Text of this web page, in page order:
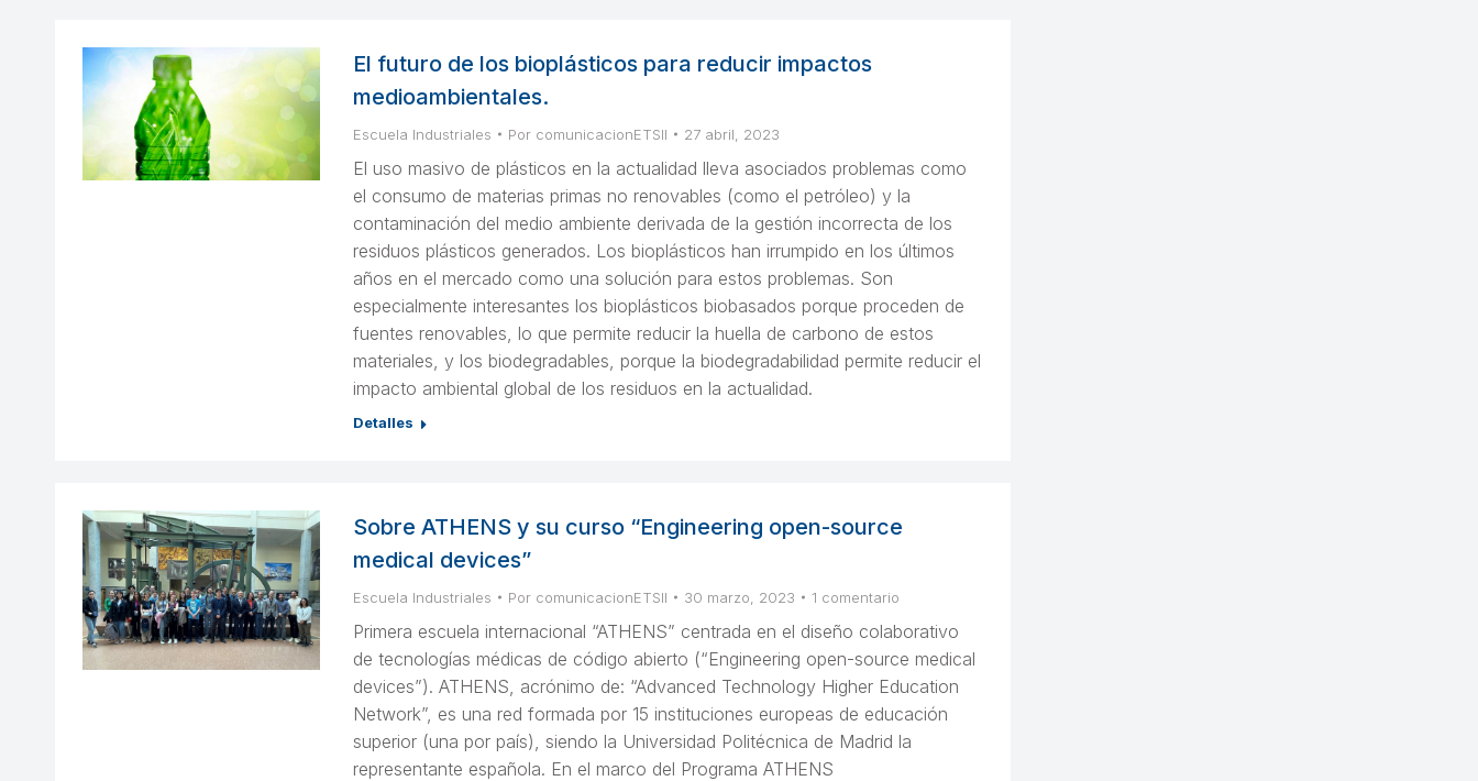
El futuro de los bioplásticos para reducir impactos
medioambientales.
Escuela Industriales Por comunicacionETSII 27 abril, 2023
El uso masivo de plásticos en la actualidad lleva asociados problemas como
el consumo de materias primas no renovables (como el petróleo) y la
contaminación del medio ambiente derivada de la gestión incorrecta de los
residuos plásticos generados. Los bioplásticos han irrumpido en los últimos
años en el mercado como una solución para estos problemas. Son
especialmente interesantes los bioplásticos biobasados porque proceden de
fuentes renovables, lo que permite reducir la huella de carbono de estos
materiales, y los biodegradables, porque la biodegradabilidad permite reducir el
impacto ambiental global de los residuos en la actualidad.
Detalles
Sobre ATHENS y su curso “Engineering open-source
medical devices”
Escuela Industriales Por comunicacionETSII 30 marzo, 2023 1 comentario
Primera escuela internacional “ATHENS” centrada en el diseño colaborativo
de tecnologías médicas de código abierto (“Engineering open-source medical
devices”). ATHENS, acrónimo de: “Advanced Technology Higher Education
Network”, es una red formada por 15 instituciones europeas de educación
superior (una por país), siendo la Universidad Politécnica de Madrid la
representante española. En el marco del Programa ATHENS